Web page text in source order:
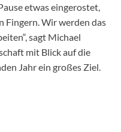
etwas eingerostet,
Fingern. Wir werden das
sagt Michael
mit Blick auf die
Jahr ein großes Ziel.